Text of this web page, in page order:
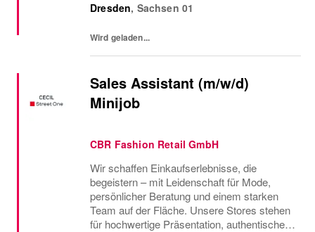
daher: BE YOURSELF und werde
Dresden, Sachsen 01
Wird geladen...
Sales Assistant (m/w/d)
Minijob
CBR Fashion Retail GmbH
Wir schaffen Einkaufserlebnisse, die
begeistern – mit Leidenschaft für Mode,
persönlicher Beratung und einem starken
Team auf der Fläche. Unsere Stores stehen
für hochwertige Präsentation, authentischen